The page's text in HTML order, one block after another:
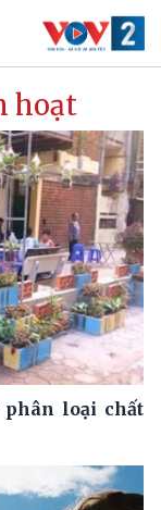
hoạt
phân loại chất